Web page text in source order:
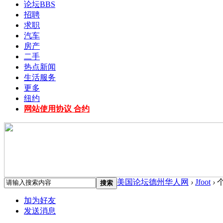
论坛BBS
招聘
求职
汽车
房产
二手
热点新闻
生活服务
更多
纽约
网站使用协议 合约
搜索 美国论坛德州华人网 › Jfoot ›
加为好友
发送消息